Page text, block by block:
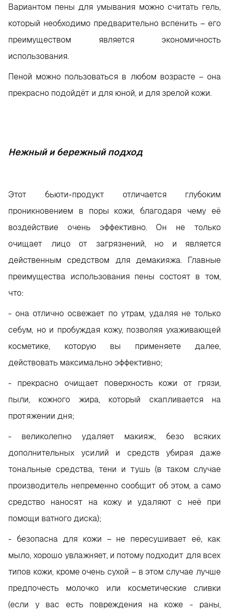
Вариантом пены для умывания можно считать гель,
который необходимо предварительно вспенить – его
преимуществом является экономичность
использования.
Пеной можно пользоваться в любом возрасте – она
прекрасно подойдёт и для юной, и для зрелой кожи.
Нежный и бережный подход
Этот бьюти-продукт отличается глубоким
проникновением в поры кожи, благодаря чему её
воздействие очень эффективно. Он не только
очищает лицо от загрязнений, но и является
действенным средством для демакияжа. Главные
преимущества использования пены состоят в том,
что:
- она отлично освежает по утрам, удаляя не только
себум, но и пробуждая кожу, позволяя ухаживающей
косметике, которую вы применяете далее,
действовать максимально эффективно;
- прекрасно очищает поверхность кожи от грязи,
пыли, кожного жира, который скапливается на
протяжении дня;
- великолепно удаляет макияж, безо всяких
дополнительных усилий и средств убирая даже
тональные средства, тени и тушь (в таком случае
производитель непременно сообщит об этом, а само
средство наносят на кожу и удаляют с неё при
помощи ватного диска);
- безопасна для кожи – не пересушивает её, как
мыло, хорошо увлажняет, и потому подходит для всех
типов кожи, кроме очень сухой – в этом случае лучше
предпочесть молочко или косметические сливки
(если у вас есть повреждения на коже - раны,